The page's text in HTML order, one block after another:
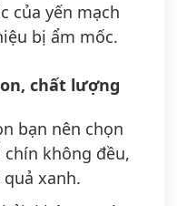
của yến mạch
bị ẩm mốc.
chất lượng
bạn nên chọn
không đều,
xanh.